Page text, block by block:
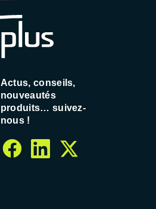
Actus, conseils,
nouveautés
produits… suivez-
nous !
facebook
linkedin
twitter